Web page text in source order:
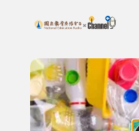
上方功能區塊
搜尋關鍵字：可輸入節